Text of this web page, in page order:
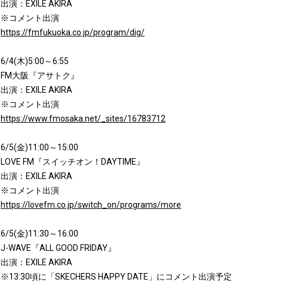
出演：EXILE AKIRA
※コメント出演
https://fmfukuoka.co.jp/program/dig/
6/4(木)5:00～6:55
FM大阪『アサトク』
出演：EXILE AKIRA
※コメント出演
https://www.fmosaka.net/_sites/16783712
6/5(金)11:00～15:00
LOVE FM『スイッチオン！DAYTIME』
出演：EXILE AKIRA
※コメント出演
https://lovefm.co.jp/switch_on/programs/more
6/5(金)11:30～16:00
J-WAVE『ALL GOOD FRIDAY』
出演：EXILE AKIRA
※13:30頃に「SKECHERS HAPPY DATE」にコメント出演予定